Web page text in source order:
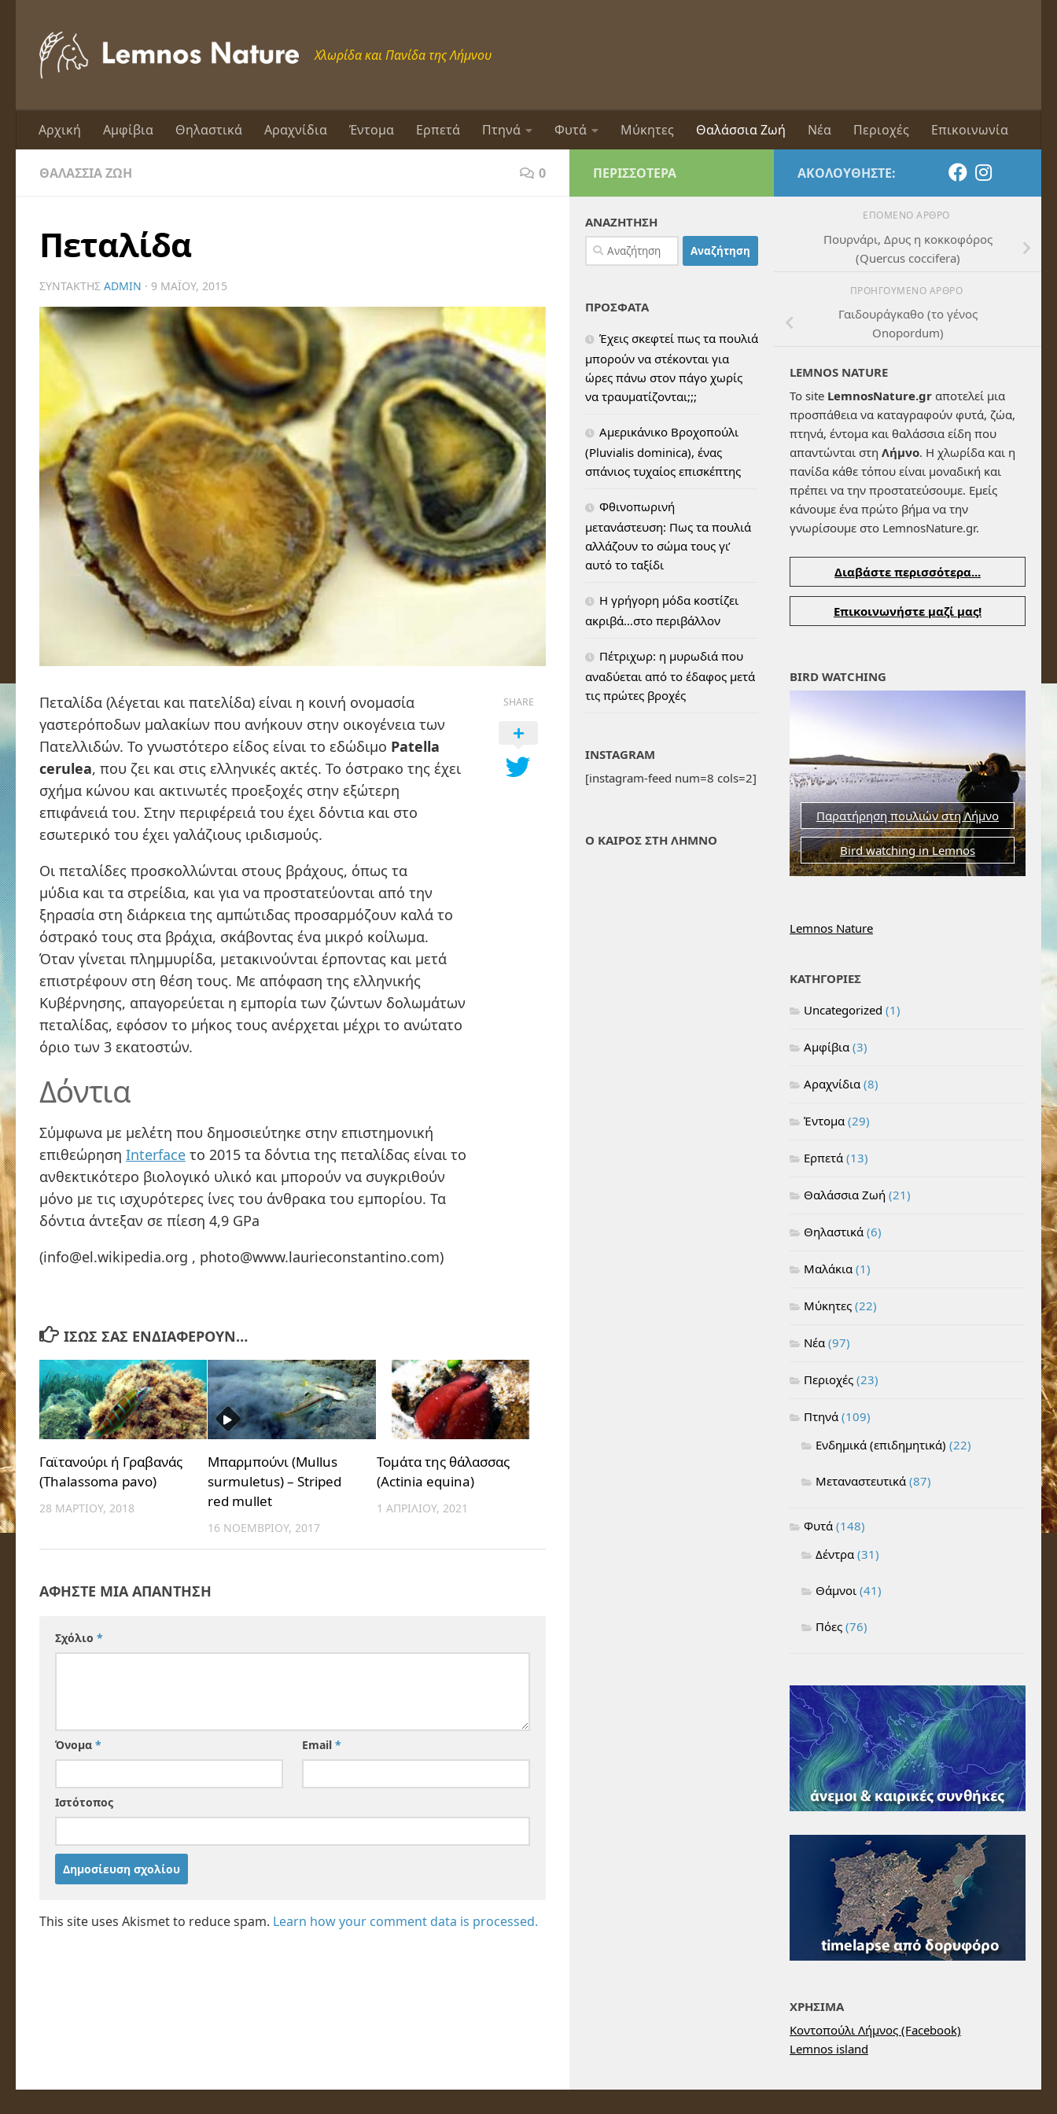
Χλωρίδα και Πανίδα της Λήμνου
Αρχική Αμφίβια Θηλαστικά Αραχνίδια Έντομα Ερπετά Πτηνά Φυτά Μύκητες Θαλάσσια Ζωή Νέα Περιοχές Επικοινωνία
ΘΑΛΆΣΣΙΑ ΖΩΉ 0
Πεταλίδα
ΣΥΝΤΆΚΤΗΣ ADMIN · 9 ΜΑΪ́ΟΥ, 2015
Πεταλίδα (λέγεται και πατελίδα) είναι η κοινή ονομασία
γαστερόποδων μαλακίων που ανήκουν στην οικογένεια των
Πατελλιδών. Το γνωστότερο είδος είναι το εδώδιμο Patella
cerulea, που ζει και στις ελληνικές ακτές. Το όστρακο της έχει
σχήμα κώνου και ακτινωτές προεξοχές στην εξώτερη
επιφάνειά του. Στην περιφέρειά του έχει δόντια και στο
εσωτερικό του έχει γαλάζιους ιριδισμούς.
Οι πεταλίδες προσκολλώνται στους βράχους, όπως τα
μύδια και τα στρείδια, και για να προστατεύονται από την
ξηρασία στη διάρκεια της αμπώτιδας προσαρμόζουν καλά το
όστρακό τους στα βράχια, σκάβοντας ένα μικρό κοίλωμα.
Όταν γίνεται πλημμυρίδα, μετακινούνται έρποντας και μετά
επιστρέφουν στη θέση τους. Με απόφαση της ελληνικής
Κυβέρνησης, απαγορεύεται η εμπορία των ζώντων δολωμάτων
πεταλίδας, εφόσον το μήκος τους ανέρχεται μέχρι το ανώτατο
όριο των 3 εκατοστών.
Δόντια
Σύμφωνα με μελέτη που δημοσιεύτηκε στην επιστημονική
επιθεώρηση Interface το 2015 τα δόντια της πεταλίδας είναι το
ανθεκτικότερο βιολογικό υλικό και μπορούν να συγκριθούν
μόνο με τις ισχυρότερες ίνες του άνθρακα του εμπορίου. Τα
δόντια άντεξαν σε πίεση 4,9 GPa
(info@el.wikipedia.org , photo@www.laurieconstantino.com)
SHARE
ΊΣΩΣ ΣΑΣ ΕΝΔΙΑΦΈΡΟΥΝ…
Γαϊτανούρι ή Γραβανάς
(Thalassoma pavo)
28 ΜΑΡΤΊΟΥ, 2018
Μπαρμπούνι (Mullus
surmuletus) – Striped
red mullet
16 ΝΟΕΜΒΡΊΟΥ, 2017
Τομάτα της θάλασσας
(Actinia equina)
1 ΑΠΡΙΛΊΟΥ, 2021
ΑΦΉΣΤΕ ΜΙΑ ΑΠΆΝΤΗΣΗ
Σχόλιο *
Όνομα * Email*
Ιστότοπος
This site uses Akismet to reduce spam. Learn how your comment data is processed.
ΑΚΟΛΟΥΘΉΣΤΕ:
ΕΠΌΜΕΝΟ ΆΡΘΡΟ
Πουρνάρι, Δρυς η κοκκοφόρος
(Quercus coccifera)
ΠΡΟΗΓΟΎΜΕΝΟ ΆΡΘΡΟ
Γαιδουράγκαθο (το γένος
Onopordum)
LEMNOS NATURE
Το site LemnosNature.gr αποτελεί μια
προσπάθεια να καταγραφούν φυτά, ζώα,
πτηνά, έντομα και θαλάσσια είδη που
απαντώνται στη Λήμνο. Η χλωρίδα και η
πανίδα κάθε τόπου είναι μοναδική και
πρέπει να την προστατεύσουμε. Εμείς
κάνουμε ένα πρώτο βήμα να την
γνωρίσουμε στο LemnosNature.gr.
Διαβάστε περισσότερα...
Επικοινωνήστε μαζί μας!
BIRD WATCHING
Παρατήρηση πουλιών στη Λήμνο
Bird watching in Lemnos
Lemnos Nature
ΚΑΤΗΓΟΡΙΕΣ
Uncategorized (1)
Αμφίβια (3)
Αραχνίδια (8)
Έντομα (29)
Ερπετά (13)
Θαλάσσια Ζωή (21)
Θηλαστικά (6)
Μαλάκια (1)
Μύκητες (22)
Νέα (97)
Περιοχές (23)
Πτηνά (109)
Ενδημικά (επιδημητικά) (22)
Μεταναστευτικά (87)
Φυτά (148)
Δέντρα (31)
Θάμνοι (41)
Πόες (76)
ΧΡΗΣΙΜΑ
Κοντοπούλι Λήμνος (Facebook)
Lemnos island
ΠΕΡΙΣΣΌΤΕΡΑ
ΑΝΑΖΗΤΗΣΗ
Αναζήτηση
για:
ΠΡΟΣΦΑΤΑ
Έχεις σκεφτεί πως τα πουλιά
μπορούν να στέκονται για
ώρες πάνω στον πάγο χωρίς
να τραυματίζονται;;;
Αμερικάνικο Βροχοπούλι
(Pluvialis dominica), ένας
σπάνιος τυχαίος επισκέπτης
Φθινοπωρινή
μετανάστευση: Πως τα πουλιά
αλλάζουν το σώμα τους γι’
αυτό το ταξίδι
H γρήγορη μόδα κοστίζει
ακριβά…στο περιβάλλον
Πέτριχωρ: η μυρωδιά που
αναδύεται από το έδαφος μετά
τις πρώτες βροχές
INSTAGRAM
[instagram-feed num=8 cols=2]
Ο ΚΑΙΡΟΣ ΣΤΗ ΛΗΜΝΟ